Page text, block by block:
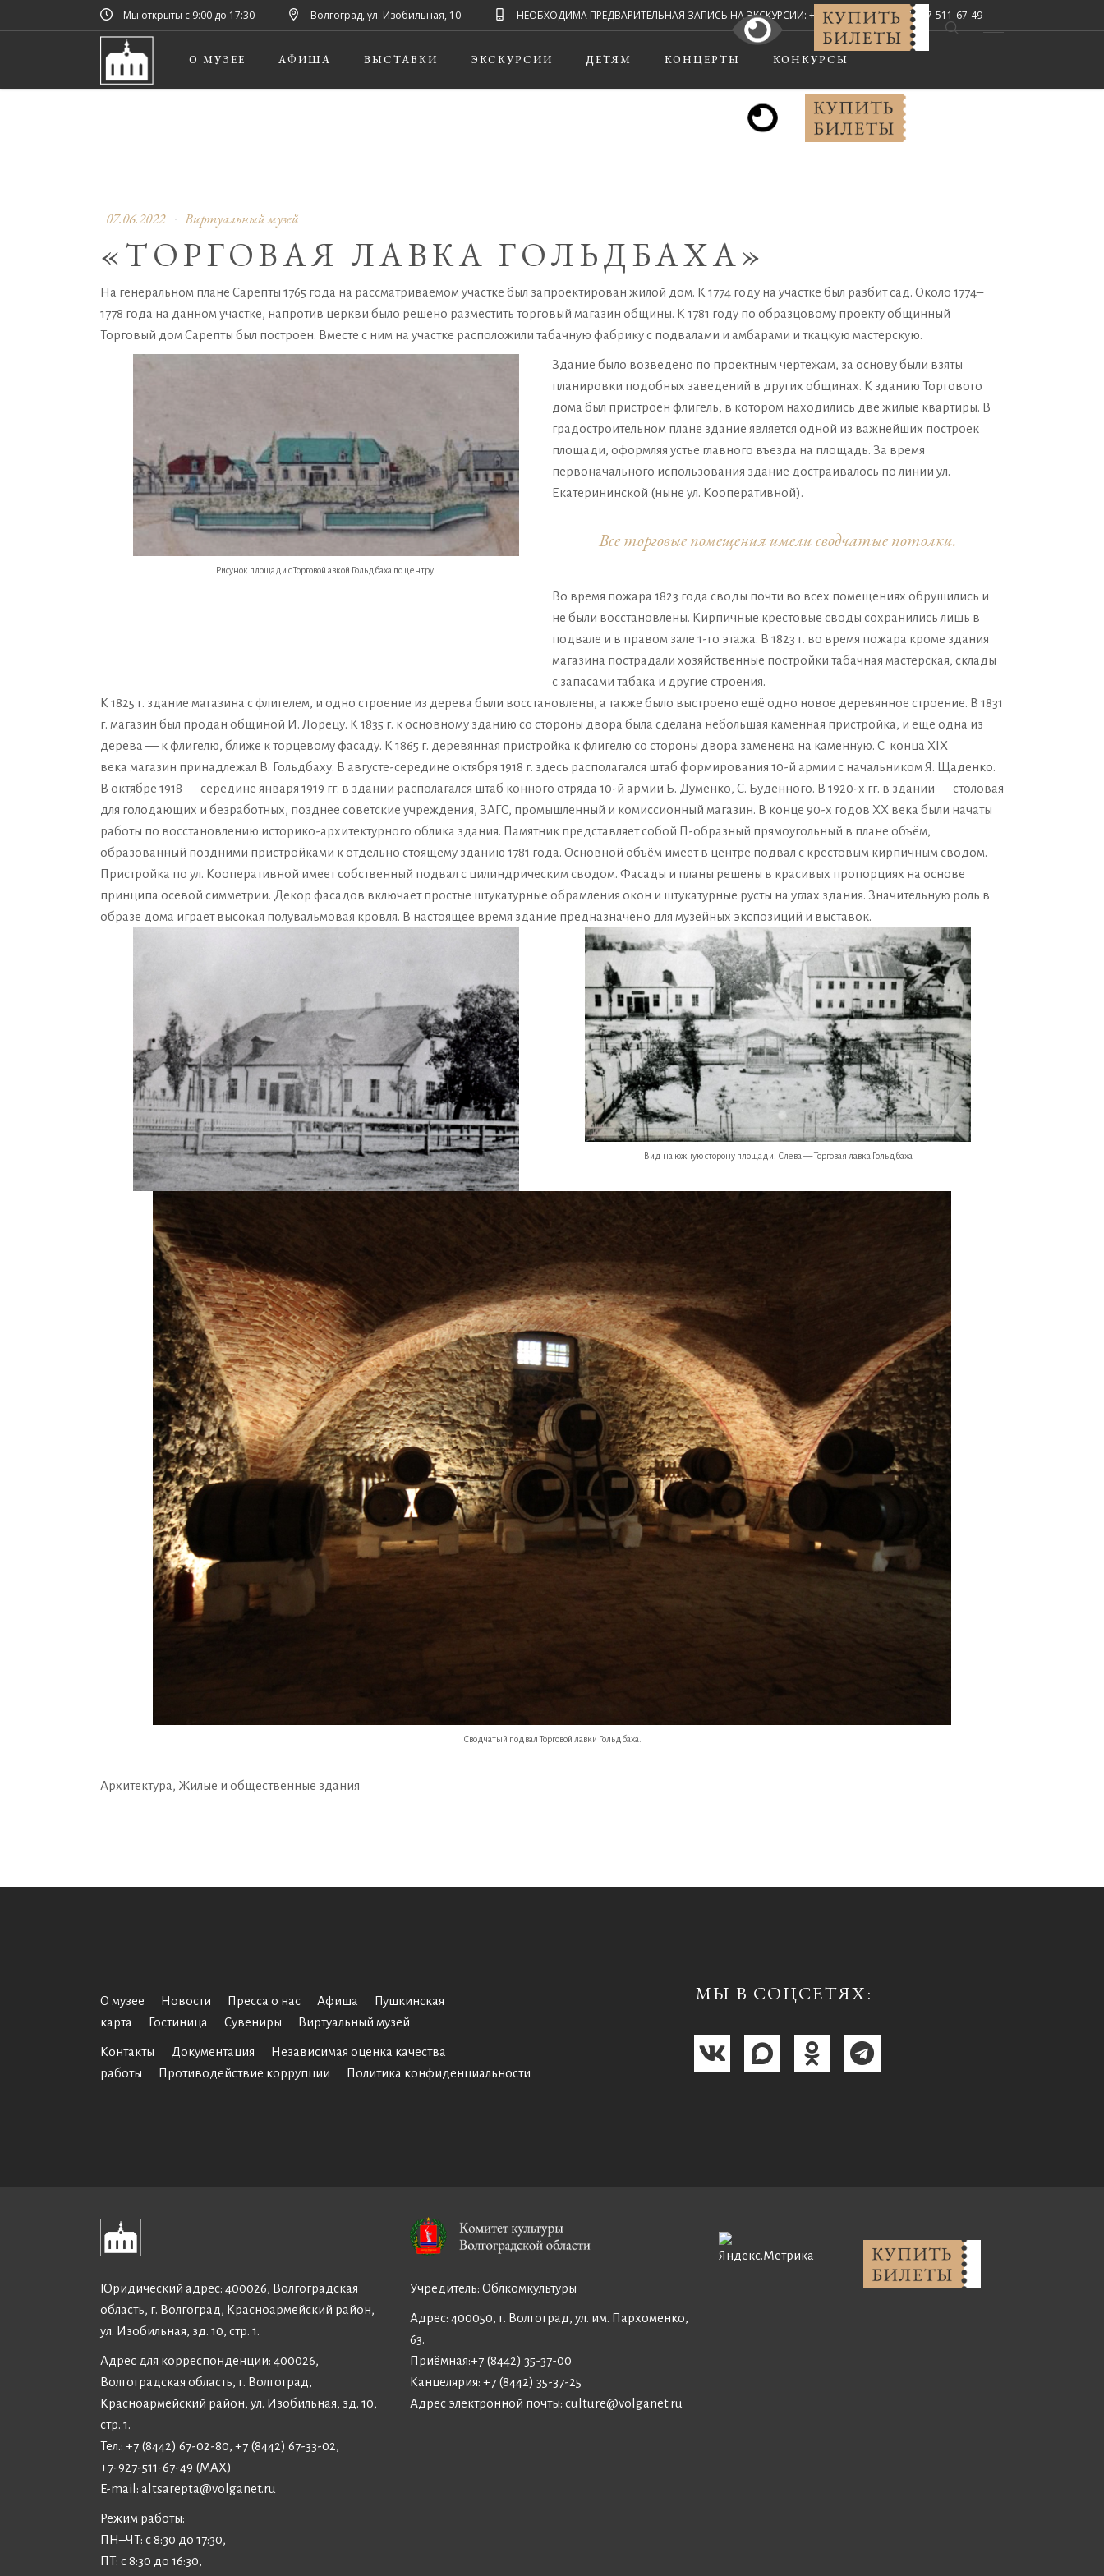
Мы открыты с 9:00 до 17:30 Волгоград, ул. Изобильная, 10 НЕОБХОДИМА ПРЕДВАРИТЕЛЬНАЯ ЗАПИСЬ НА ЭКСКУРСИИ: +7 (8442) 67-33-02, +7-927-511-67-49
Мы в соцсетях:
О МУЗЕЕ
АФИША ВЫСТАВКИ ЭКСКУРСИИ ДЕТЯМ КОНЦЕРТЫ КОНКУРСЫ
07.06.2022 Виртуальный музей
«ТОРГОВАЯ ЛАВКА ГОЛЬДБАХА»
На генеральном плане Сарепты 1765 года на рассматриваемом участке был запроектирован жилой дом. К 1774 году на участке был разбит сад. Около 1774–
1778 года на данном участке, напротив церкви было решено разместить торговый магазин общины. К 1781 году по образцовому проекту общинный
Торговый дом Сарепты был построен. Вместе с ним на участке расположили табачную фабрику с подвалами и амбарами и ткацкую мастерскую.
Рисунок площади с Торговой авкой Гольдбаха по центру.
Здание было возведено по проектным чертежам, за основу были взяты
планировки подобных заведений в других общинах. К зданию Торгового
дома был пристроен флигель, в котором находились две жилые квартиры. В
градостроительном плане здание является одной из важнейших построек
площади, оформляя устье главного въезда на площадь. За время
первоначального использования здание достраивалось по линии ул.
Екатерининской (ныне ул. Кооперативной).
Все торговые помещения имели сводчатые потолки.
Во время пожара 1823 года своды почти во всех помещениях обрушились и
не были восстановлены. Кирпичные крестовые своды сохранились лишь в
подвале и в правом зале 1-го этажа. В 1823 г. во время пожара кроме здания
магазина пострадали хозяйственные постройки табачная мастерская, склады
с запасами табака и другие строения.
К 1825 г. здание магазина с флигелем, и одно строение из дерева были восстановлены, а также было выстроено ещё одно новое деревянное строение. В 1831
г. магазин был продан общиной И. Лорецу. К 1835 г. к основному зданию со стороны двора была сделана небольшая каменная пристройка, и ещё одна из
дерева — к флигелю, ближе к торцевому фасаду. К 1865 г. деревянная пристройка к флигелю со стороны двора заменена на каменную. С конца XIX
века магазин принадлежал В. Гольдбаху. В августе-середине октября 1918 г. здесь располагался штаб формирования 10-й армии с начальником Я. Щаденко.
В октябре 1918 — середине января 1919 гг. в здании располагался штаб конного отряда 10-й армии Б. Думенко, С. Буденного. В 1920-х гг. в здании — столовая
для голодающих и безработных, позднее советские учреждения, ЗАГС, промышленный и комиссионный магазин. В конце 90-х годов XX века были начаты
работы по восстановлению историко-архитектурного облика здания. Памятник представляет собой П-образный прямоугольный в плане объём,
образованный поздними пристройками к отдельно стоящему зданию 1781 года. Основной объём имеет в центре подвал с крестовым кирпичным сводом.
Пристройка по ул. Кооперативной имеет собственный подвал с цилиндрическим сводом. Фасады и планы решены в красивых пропорциях на основе
принципа осевой симметрии. Декор фасадов включает простые штукатурные обрамления окон и штукатурные русты на углах здания. Значительную роль в
образе дома играет высокая полувальмовая кровля. В настоящее время здание предназначено для музейных экспозиций и выставок.
Вид на южную сторону площади. Слева — Торговая лавка Гольдбаха
Сводчатый подвал Торговой лавки Гольдбаха.
Архитектура, Жилые и общественные здания
О музее Новости Пресса о нас Афиша
Пушкинская
карта
Гостиница Сувениры Виртуальный музей
Контакты Документация
Независимая оценка качества
работы
Противодействие коррупции Политика конфиденциальности
МЫ В СОЦСЕТЯХ:
Юридический адрес: 400026, Волгоградская
область, г. Волгоград, Красноармейский район,
ул. Изобильная, зд. 10, стр. 1.
Адрес для корреспонденции: 400026,
Волгоградская область, г. Волгоград,
Красноармейский район, ул. Изобильная, зд. 10,
стр. 1.
Тел.: +7 (8442) 67-02-80, +7 (8442) 67-33-02,
+7-927-511-67-49 (MAX)
E-mail: altsarepta@volganet.ru
Режим работы:
ПН–ЧТ: с 8:30 до 17:30,
ПТ: с 8:30 до 16:30,
Учредитель: Облкомкультуры
Адрес: 400050, г. Волгоград, ул. им. Пархоменко,
63.
Приёмная:+7 (8442) 35-37-00
Канцелярия: +7 (8442) 35-37-25
Адрес электронной почты: culture@volganet.ru